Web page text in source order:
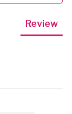
Review